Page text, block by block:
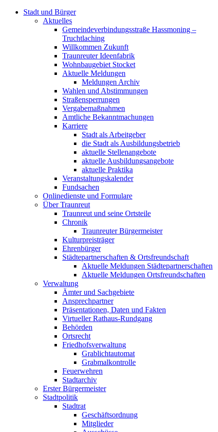
Stadt und Bürger
Aktuelles
Gemeindeverbindungsstraße Hassmoning –
Truchtlaching
Willkommen Zukunft
Traunreuter Ideenfabrik
Wohnbaugebiet Stocket
Aktuelle Meldungen
Meldungen Archiv
Wahlen und Abstimmungen
Straßensperrungen
Vergabemaßnahmen
Amtliche Bekanntmachungen
Karriere
Stadt als Arbeitgeber
die Stadt als Ausbildungsbetrieb
aktuelle Stellenangebote
aktuelle Ausbildungsangebote
aktuelle Praktika
Veranstaltungskalender
Fundsachen
Onlinedienste und Formulare
Über Traunreut
Traunreut und seine Ortsteile
Chronik
Traunreuter Bürgermeister
Kulturpreisträger
Ehrenbürger
Städtepartnerschaften & Ortsfreundschaft
Aktuelle Meldungen Städtepartnerschaften
Aktuelle Meldungen Ortsfreundschaften
Verwaltung
Ämter und Sachgebiete
Ansprechpartner
Präsentationen, Daten und Fakten
Virtueller Rathaus-Rundgang
Behörden
Ortsrecht
Friedhofsverwaltung
Grablichtautomat
Grabmalkontrolle
Feuerwehren
Stadtarchiv
Erster Bürgermeister
Stadtpolitik
Stadtrat
Geschäftsordnung
Mitglieder